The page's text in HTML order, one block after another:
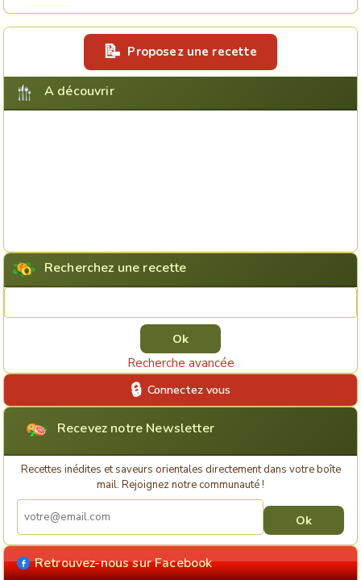
Proposez une recette
A découvrir
Recherchez une recette
Recherche avancée
Connectez vous
Recevez notre Newsletter
Recettes inédites et saveurs orientales directement dans votre boîte
mail. Rejoignez notre communauté !
Retrouvez-nous sur Facebook